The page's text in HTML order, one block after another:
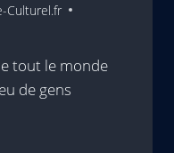
Culturel.fr
tout le monde
de gens